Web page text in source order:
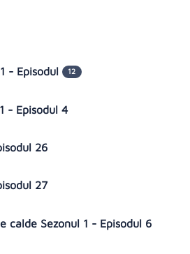
- Episodul 12
- Episodul 4
26
27
calde Sezonul 1 - Episodul 6